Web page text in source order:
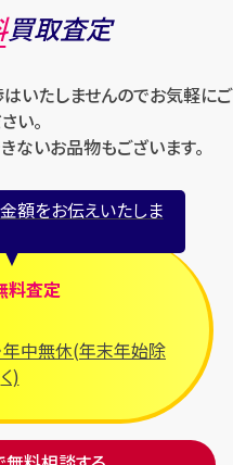
買取査定
いたしませんのでお気軽にご
い。
ないお品物もございます。
額をお伝えいたしま
料査定
年中無休(年末年始除
く)